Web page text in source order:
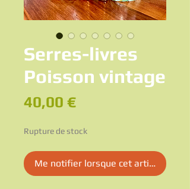
Serres-livres
Poisson vintage
40,00 €Prix
Rupture de stock
Me notifier lorsque cet article est